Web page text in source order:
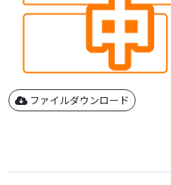
ファイルダウンロード